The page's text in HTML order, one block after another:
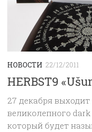
НОВОСТИ 22/12/2011
HERBST9
27 декабря
великолепного dark
который будет